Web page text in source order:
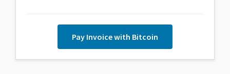
Pay Invoice with Bitcoin